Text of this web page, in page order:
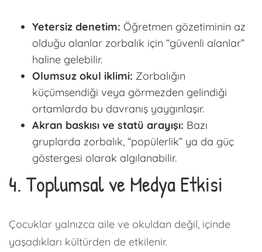
Yetersiz denetim: Öğretmen gözetiminin az
olduğu alanlar zorbalık için “güvenli alanlar”
haline gelebilir.
Olumsuz okul iklimi: Zorbalığın
küçümsendiği veya görmezden gelindiği
ortamlarda bu davranış yaygınlaşır.
Akran baskısı ve statü arayışı: Bazı
gruplarda zorbalık, “popülerlik” ya da güç
göstergesi olarak algılanabilir.
4. Toplumsal ve Medya Etkisi
Çocuklar yalnızca aile ve okuldan değil, içinde
yaşadıkları kültürden de etkilenir.